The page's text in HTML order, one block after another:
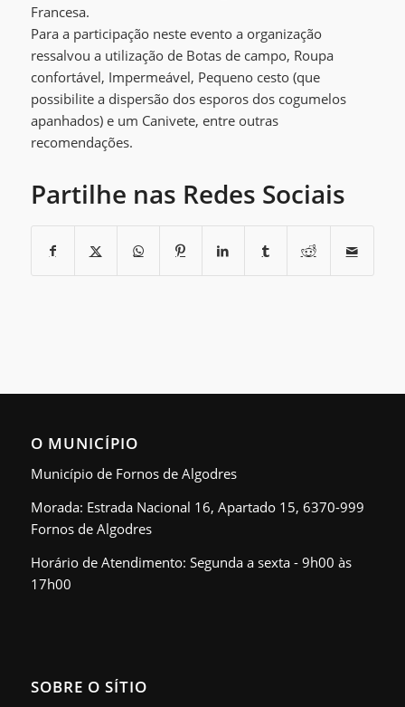
Francesa.
Para a participação neste evento a organização
ressalvou a utilização de Botas de campo, Roupa
confortável, Impermeável, Pequeno cesto (que
possibilite a dispersão dos esporos dos cogumelos
apanhados) e um Canivete, entre outras
recomendações.
Partilhe nas Redes Sociais
O MUNICÍPIO
Município de Fornos de Algodres
Morada: Estrada Nacional 16, Apartado 15, 6370-999
Fornos de Algodres
Horário de Atendimento: Segunda a sexta - 9h00 às
17h00
SOBRE O SÍTIO